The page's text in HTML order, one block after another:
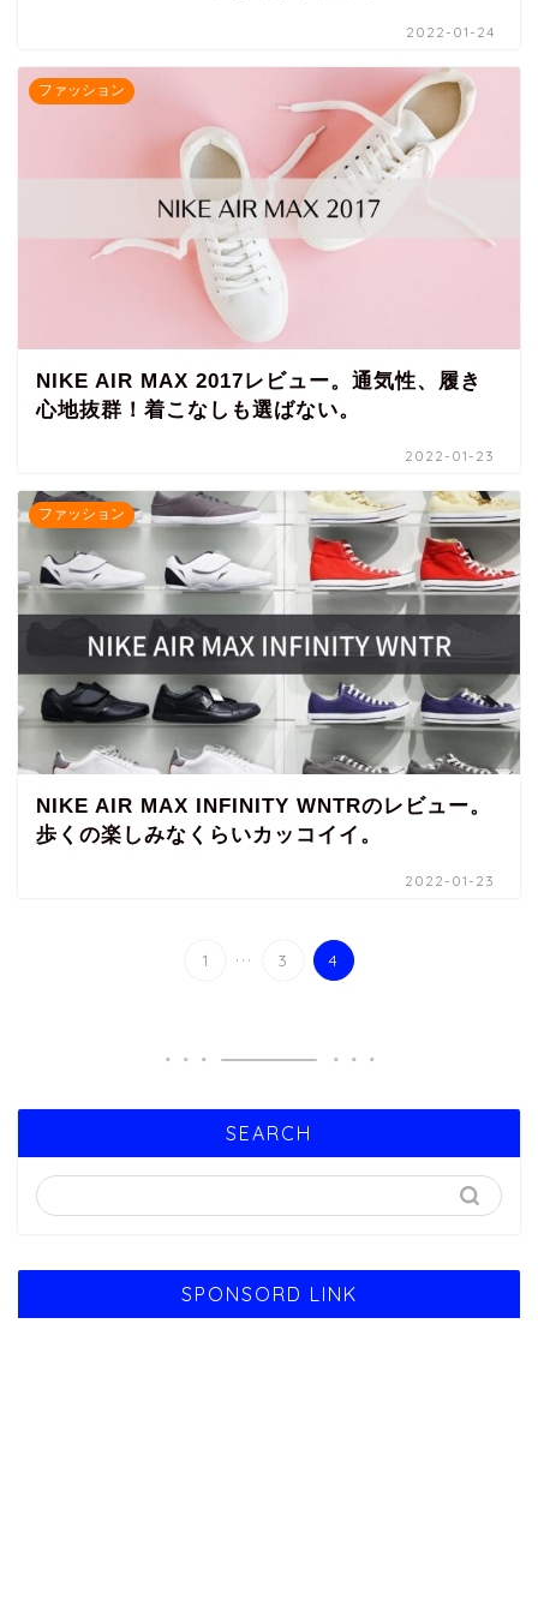
2022-01-24
ファッション
NIKE AIR MAX 2017レビュー。通気性、履き
心地抜群！着こなしも選ばない。
2022-01-23
ファッション
NIKE AIR MAX INFINITY WNTRのレビュー。
歩くの楽しみなくらいカッコイイ。
2022-01-23
1 ... 3 4
SEARCH
SPONSORD LINK